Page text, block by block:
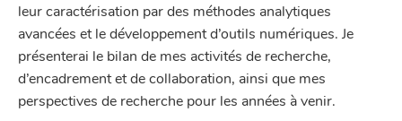
leur caractérisation par des méthodes analytiques
avancées et le développement d’outils numériques. Je
présenterai le bilan de mes activités de recherche,
d’encadrement et de collaboration, ainsi que mes
perspectives de recherche pour les années à venir.